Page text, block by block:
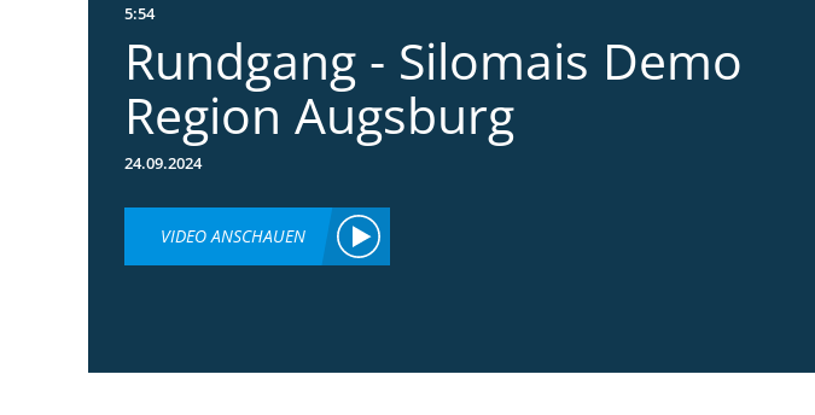
5:54
Rundgang - Silomais Demo
Region Augsburg
24.09.2024
VIDEO ANSCHAUEN